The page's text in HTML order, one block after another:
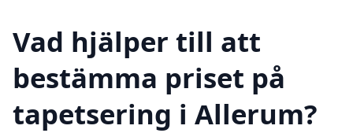
Vad hjälper till att
bestämma priset på
tapetsering i Allerum?